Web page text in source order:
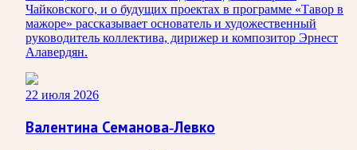
Чайковского, и о будущих проектах в программе «Тавор в
мажоре» рассказывает основатель и художественный
руководитель коллектива, дирижер и композитор Эрнест
Алавердян.
22 июля 2026
Валентина Семанова-Левко